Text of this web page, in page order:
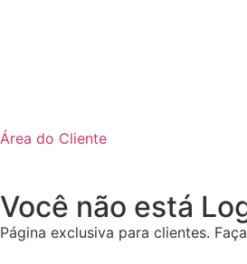
Área do Cliente
Você não está
Página exclusiva para clientes.